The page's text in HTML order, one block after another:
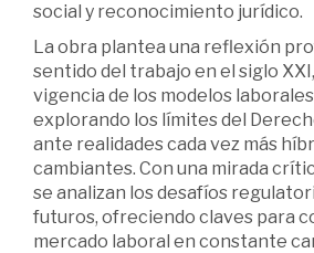
social y reconocimiento jurídico.
La obra plantea una reflexión
sentido del trabajo en el siglo
vigencia de los modelos
explorando los límites del
ante realidades cada vez más
cambiantes. Con una mirada
se analizan los desafíos
futuros, ofreciendo claves para
mercado laboral en constante